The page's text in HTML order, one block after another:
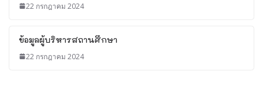
22 กรกฎาคม 2024
ข้อมูลผู้บริหารสถานศึกษา
22 กรกฎาคม 2024